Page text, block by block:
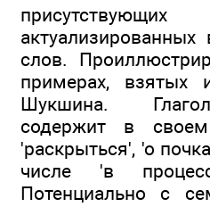
слов.
примерах,
Шукшина.
содержит в
'раскрыться', 'о
числе 'в
Потенциально с